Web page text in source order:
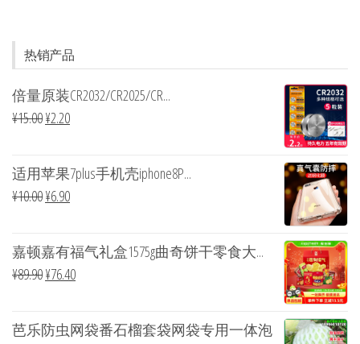
热销产品
倍量原装CR2032/CR2025/CR...
¥15.00¥2.20
适用苹果7plus手机壳iphone8P...
¥10.00¥6.90
嘉顿嘉有福气礼盒1575g曲奇饼干零食大...
¥89.90¥76.40
芭乐防虫网袋番石榴套袋网袋专用一体泡